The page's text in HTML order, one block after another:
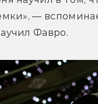
—
Фавро.